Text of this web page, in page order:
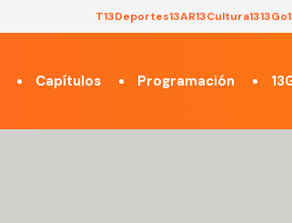
T13Deportes13AR13Cultura1313Go
Capítulos Programación